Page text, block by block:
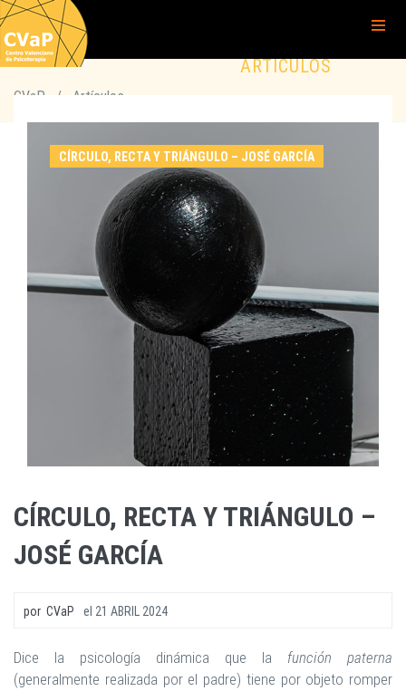
ARTÍCULOS
CVaP / Artículos
CÍRCULO, RECTA Y TRIÁNGULO – JOSÉ GARCÍA
CÍRCULO, RECTA Y TRIÁNGULO –
JOSÉ GARCÍA
por CVaP el 21 ABRIL 2024
Dice la psicología dinámica que la función paterna
(generalmente realizada por el padre) tiene por objeto romper